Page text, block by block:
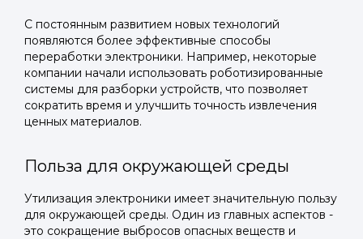
С постоянным развитием новых технологий
появляются более эффективные способы
переработки электроники. Например, некоторые
компании начали использовать роботизированные
системы для разборки устройств, что позволяет
сократить время и улучшить точность извлечения
ценных материалов.
Польза для окружающей среды
Утилизация электроники имеет значительную пользу
для окружающей среды. Один из главных аспектов -
это сокращение выбросов опасных веществ и